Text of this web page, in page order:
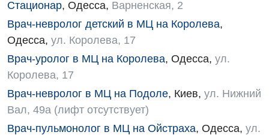
Эндокринология
Для детей
Детская аллергология
Детская гастроэнтерология
Детская гинекология
Детская дерматовенерология
Стационар, Одесса, Варненская, 2
Врач-невролог детский в МЦ на Королева,
Одесса, ул. Королева, 17
Врач-уролог в МЦ на Королева, Одесса, ул.
Королева, 17
Врач-невролог в МЦ на Подоле, Киев, ул. Нижний
Вал, 49а (лифт отсутствует)
Врач-пульмонолог в МЦ на Ойстраха, Одесса, ул.